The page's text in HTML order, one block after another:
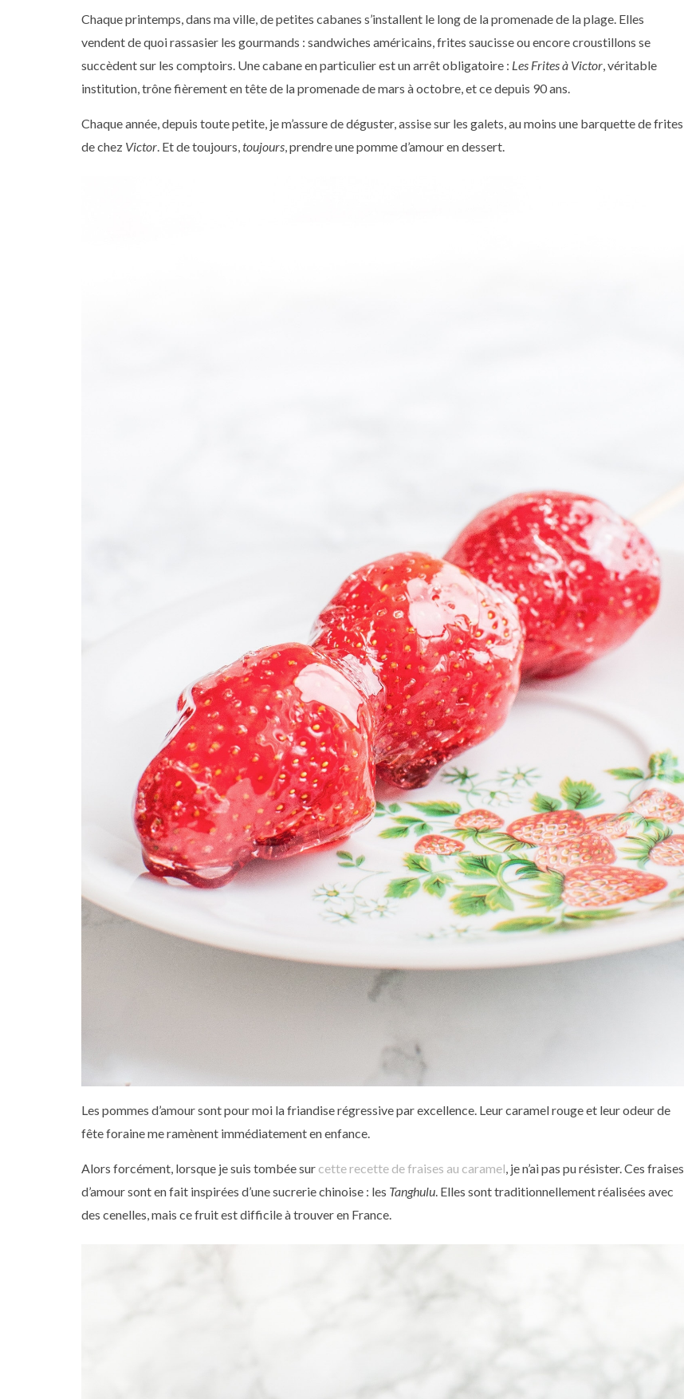
Chaque printemps, dans ma ville, de petites cabanes s’installent le long de la promenade de la plage. Elles
vendent de quoi rassasier les gourmands : sandwiches américains, frites saucisse ou encore croustillons se
succèdent sur les comptoirs. Une cabane en particulier est un arrêt obligatoire : Les Frites à Victor, véritable
institution, trône fièrement en tête de la promenade de mars à octobre, et ce depuis 90 ans.
Chaque année, depuis toute petite, je m’assure de déguster, assise sur les galets, au moins une barquette de frites
de chez Victor. Et de toujours,toujours, prendre une pomme d’amour en dessert.
Les pommes d’amour sont pour moi la friandise régressive par excellence. Leur caramel rouge et leur odeur de
fête foraine me ramènent immédiatement en enfance.
Alors forcément, lorsque je suis tombée sur cette recette de fraises au caramel, je n’ai pas pu résister. Ces fraises
d’amour sont en fait inspirées d’une sucrerie chinoise : les Tanghulu. Elles sont traditionnellement réalisées avec
des cenelles, mais ce fruit est difficile à trouver en France.